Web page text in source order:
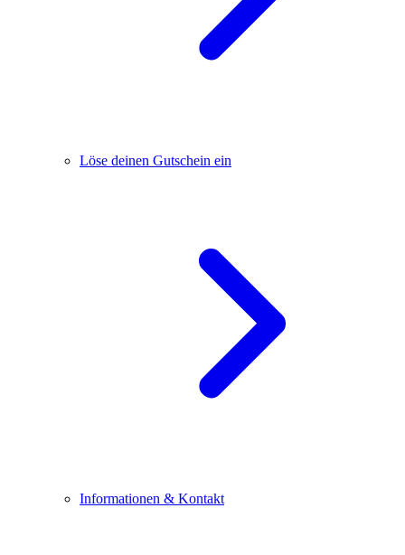
Löse deinen Gutschein ein
Informationen & Kontakt